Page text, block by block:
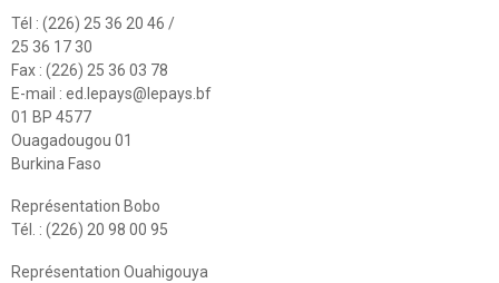
Tél : (226) 25 36 20 46 /
25 36 17 30
Fax : (226) 25 36 03 78
E-mail : ed.lepays@lepays.bf
01 BP 4577
Ouagadougou 01
Burkina Faso
Représentation Bobo
Tél. : (226) 20 98 00 95
Représentation Ouahigouya